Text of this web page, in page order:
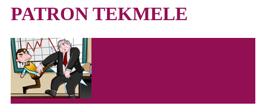
PATRON TEKMELE